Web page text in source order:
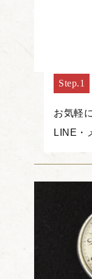
お気軽
LINE・